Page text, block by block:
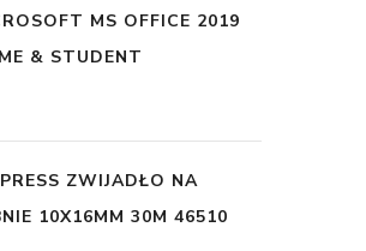
MS OFFICE 2019
& STUDENT
ZWIJADŁO NA
10X16MM 30M 46510